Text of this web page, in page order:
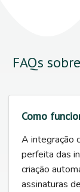
FAQs
Como
A integração
perfeita das
criação
assinaturas